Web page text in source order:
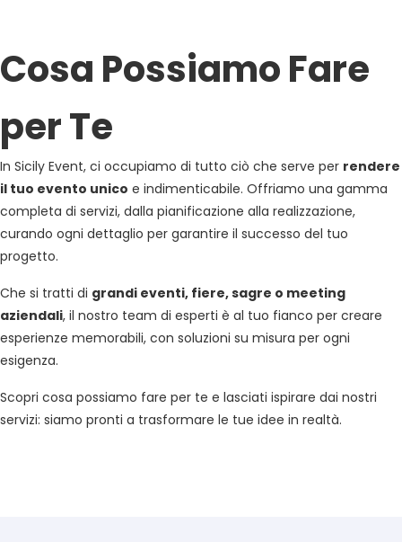
Cosa Possiamo Fare
per Te
In Sicily Event, ci occupiamo di tutto ciò che serve per rendere
il tuo evento unico e indimenticabile. Offriamo una gamma
completa di servizi, dalla pianificazione alla realizzazione,
curando ogni dettaglio per garantire il successo del tuo
progetto.
Che si tratti di grandi eventi, fiere, sagre o meeting
aziendali, il nostro team di esperti è al tuo fianco per creare
esperienze memorabili, con soluzioni su misura per ogni
esigenza.
Scopri cosa possiamo fare per te e lasciati ispirare dai nostri
servizi: siamo pronti a trasformare le tue idee in realtà.